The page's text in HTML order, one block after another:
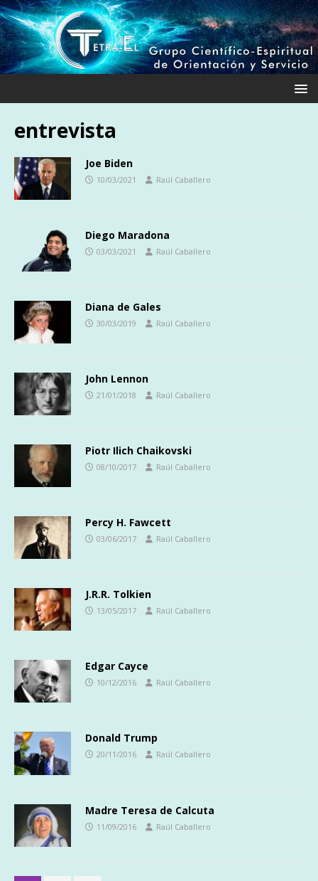
entrevista
Joe Biden
10/03/2021 Raúl Caballero
Diego Maradona
03/03/2021 Raúl Caballero
Diana de Gales
30/03/2019 Raúl Caballero
John Lennon
21/01/2018 Raúl Caballero
Piotr Ilich Chaikovski
08/10/2017 Raúl Caballero
Percy H. Fawcett
03/06/2017 Raúl Caballero
J.R.R. Tolkien
13/05/2017 Raúl Caballero
Edgar Cayce
10/12/2016 Raúl Caballero
Donald Trump
20/11/2016 Raúl Caballero
Madre Teresa de Calcuta
11/09/2016 Raúl Caballero